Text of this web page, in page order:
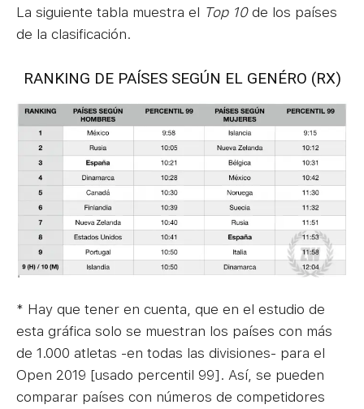
La siguiente tabla muestra el Top 10de los países
de la clasificación.
RANKING DE PAÍSES SEGÚN EL GENÉRO (RX)
* Hay que tener en cuenta, que en el estudio de
esta gráfica solo se muestran los países con más
de 1.000 atletas -en todas las divisiones- para el
Open 2019 [usado percentil 99]. Así, se pueden
comparar países con números de competidores